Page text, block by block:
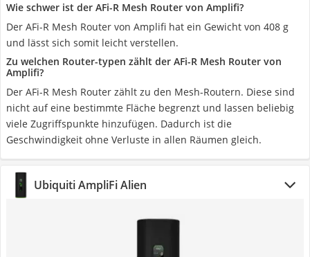
Wie schwer ist der AFi-R Mesh Router von Amplifi?
Der AFi-R Mesh Router von Amplifi hat ein Gewicht von 408 g
und lässt sich somit leicht verstellen.
Zu welchen Router-typen zählt der AFi-R Mesh Router von
Amplifi?
Der AFi-R Mesh Router zählt zu den Mesh-Routern. Diese sind
nicht auf eine bestimmte Fläche begrenzt und lassen beliebig
viele Zugriffspunkte hinzufügen. Dadurch ist die
Geschwindigkeit ohne Verluste in allen Räumen gleich.
Ubiquiti AmpliFi Alien